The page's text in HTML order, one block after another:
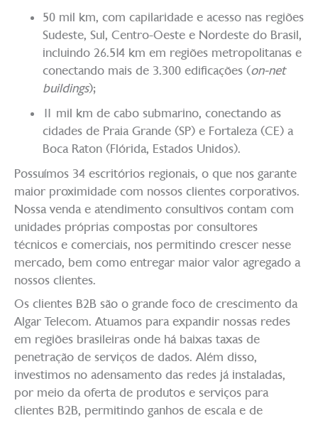
50 mil km, com capilaridade e acesso nas regiões
Sudeste, Sul, Centro-Oeste e Nordeste do Brasil,
incluindo 26.514 km em regiões metropolitanas e
conectando mais de 3.300 edificações (on-net
buildings);
11 mil km de cabo submarino, conectando as
cidades de Praia Grande (SP) e Fortaleza (CE) a
Boca Raton (Flórida, Estados Unidos).
Possuímos 34 escritórios regionais, o que nos garante
maior proximidade com nossos clientes corporativos.
Nossa venda e atendimento consultivos contam com
unidades próprias compostas por consultores
técnicos e comerciais, nos permitindo crescer nesse
mercado, bem como entregar maior valor agregado a
nossos clientes.
Os clientes B2B são o grande foco de crescimento da
Algar Telecom. Atuamos para expandir nossas redes
em regiões brasileiras onde há baixas taxas de
penetração de serviços de dados. Além disso,
investimos no adensamento das redes já instaladas,
por meio da oferta de produtos e serviços para
clientes B2B, permitindo ganhos de escala e de